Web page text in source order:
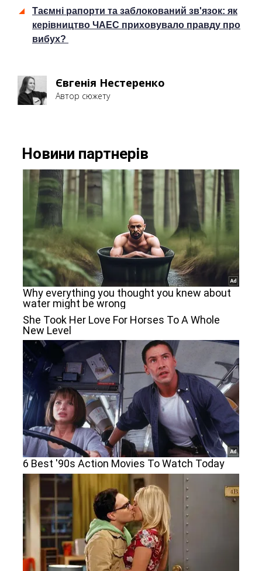
Таємні рапорти та заблокований зв'язок: як
керівництво ЧАЕС приховувало правду про
вибух?
Євгенія Нестеренко
Автор сюжету